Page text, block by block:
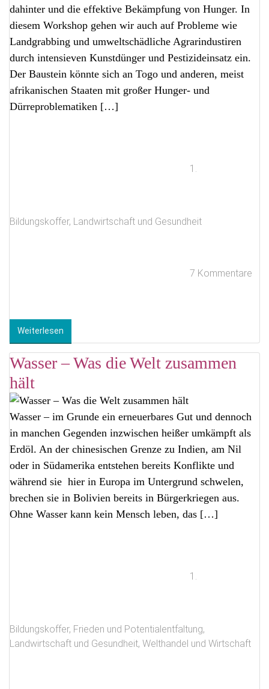
dahinter und die effektive Bekämpfung von Hunger. In
diesem Workshop gehen wir auch auf Probleme wie
Landgrabbing und umweltschädliche Agrarindustiren
durch intensieven Kunstdünger und Pestizideinsatz ein.
Der Baustein könnte sich an Togo und anderen, meist
afrikanischen Staaten mit großer Hunger- und
Dürreproblematiken […]
1.
Bildungskoffer, Landwirtschaft und Gesundheit
7 Kommentare
Weiterlesen
Wasser – Was die Welt zusammen
hält
Wasser – im Grunde ein erneuerbares Gut und dennoch
in manchen Gegenden inzwischen heißer umkämpft als
Erdöl. An der chinesischen Grenze zu Indien, am Nil
oder in Südamerika entstehen bereits Konflikte und
während sie hier in Europa im Untergrund schwelen,
brechen sie in Bolivien bereits in Bürgerkriegen aus.
Ohne Wasser kann kein Mensch leben, das […]
1.
Bildungskoffer, Frieden und Potentialentfaltung,
Landwirtschaft und Gesundheit, Welthandel und Wirtschaft